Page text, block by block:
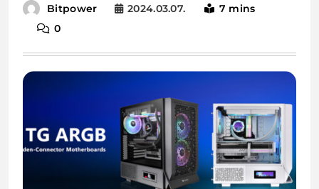
Bitpower 2024.03.07.
7 mins
0